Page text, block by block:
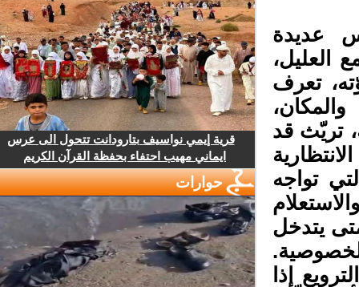
عديدة
تعرف
تريّث قد
تواجه
يتدخل
إذا
قرية إيمي نواسيف بتارودانت تتحول الى عرس
ايماني مهيب احتفاء بحفظة القرآن الكريم
حوارات